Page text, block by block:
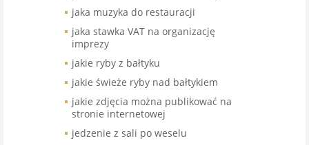
jaka muzyka do restauracji
jaka stawka VAT na organizację
imprezy
jakie ryby z bałtyku
jakie świeże ryby nad bałtykiem
jakie zdjęcia można publikować na
stronie internetowej
jedzenie z sali po weselu